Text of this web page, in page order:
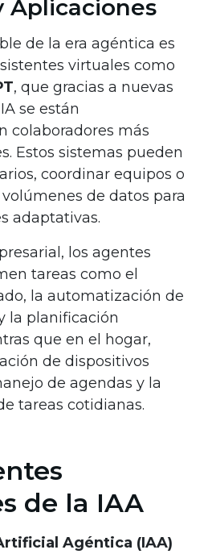
Aplicaciones
de la era agéntica es
virtuales como
, que gracias a nuevas
se están
colaboradores más
Estos sistemas pueden
coordinar equipos o
de datos para
adaptativas.
los agentes
tareas como el
la automatización de
la planificación
que en el hogar,
de dispositivos
de agendas y la
tareas cotidianas.
de la IAA
Agéntica (IAA)